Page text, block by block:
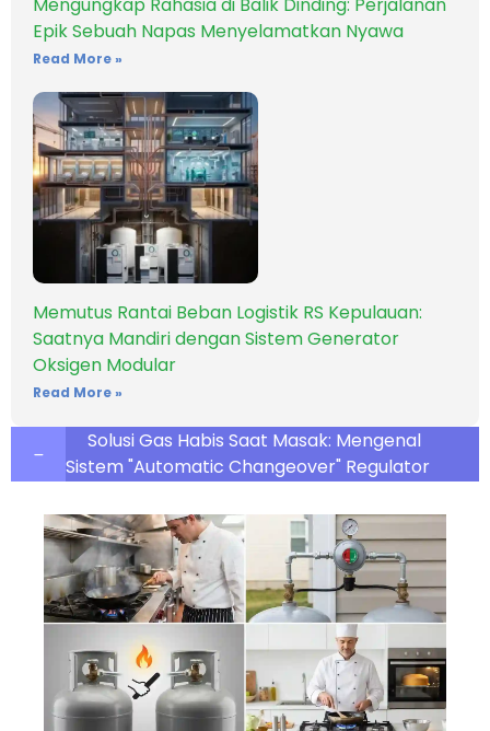
Epik Sebuah Napas Menyelamatkan Nyawa
Read More »
Memutus Rantai Beban Logistik RS Kepulauan:
Saatnya Mandiri dengan Sistem Generator
Oksigen Modular
Read More »
Solusi Gas Habis Saat Masak: Mengenal
Sistem "Automatic Changeover" Regulator